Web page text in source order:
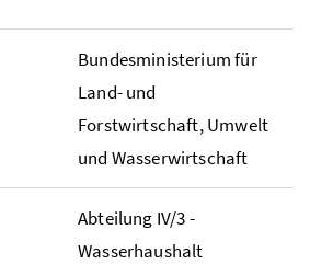
Bundesministerium für
Land- und
Forstwirtschaft, Umwelt
und Wasserwirtschaft
Abteilung IV/3 -
Wasserhaushalt